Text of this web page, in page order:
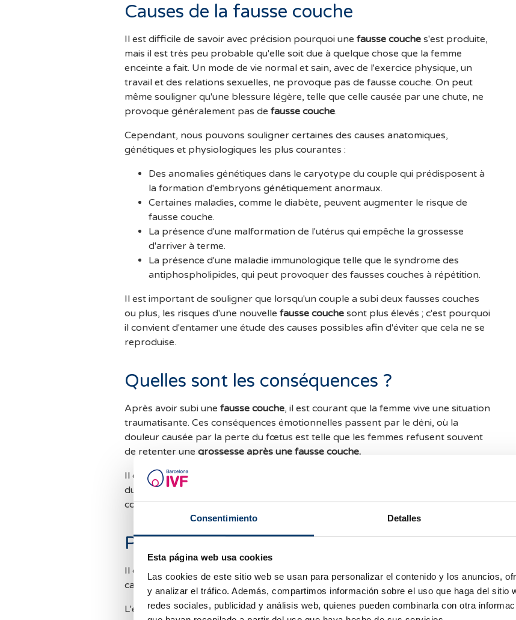
Consentimiento Detalles
Esta página web usa cookies
Las cookies de este sitio web se usan para personalizar el contenido y los anuncios,
y analizar el tráfico. Además, compartimos información sobre el uso que haga del sitio
redes sociales, publicidad y análisis web, quienes pueden combinarla con otra
Causes de la fausse couche
Il est difficile de savoir avec précision pourquoi une fausse couche s'est produite,
mais il est très peu probable qu'elle soit due à quelque chose que la femme
enceinte a fait. Un mode de vie normal et sain, avec de l'exercice physique, un
travail et des relations sexuelles, ne provoque pas de fausse couche. On peut
même souligner qu'une blessure légère, telle que celle causée par une chute, ne
provoque généralement pas de fausse couche.
Cependant, nous pouvons souligner certaines des causes anatomiques,
génétiques et physiologiques les plus courantes :
Des anomalies génétiques dans le caryotype du couple qui prédisposent à
la formation d'embryons génétiquement anormaux.
Certaines maladies, comme le diabète, peuvent augmenter le risque de
fausse couche.
La présence d'une malformation de l'utérus qui empêche la grossesse
d'arriver à terme.
La présence d'une maladie immunologique telle que le syndrome des
antiphospholipides, qui peut provoquer des fausses couches à répétition.
Il est important de souligner que lorsqu'un couple a subi deux fausses couches
ou plus, les risques d'une nouvelle fausse couche sont plus élevés ; c'est pourquoi
il convient d'entamer une étude des causes possibles afin d'éviter que cela ne se
reproduise.
Quelles sont les conséquences ?
Après avoir subi une fausse couche, il est courant que la femme vive une situation
traumatisante. Ces conséquences émotionnelles passent par le déni, où la
douleur causée par la perte du fœtus est telle que les femmes refusent souvent
de retenter une grossesse après une fausse couche.
Il est très important, pour surmonter une fausse couche, que le couple bénéficie
du soutien et de l'aide de son entourage proche afin de se rétablir
complètement.
Peut-on prévenir une fausse couche ?
Il convient de réaliser une étude afin de déterminer si la fausse couche a été
causée par un facteur pouvant être traité.
L'étude de base desfausses couches à répétition comprend :